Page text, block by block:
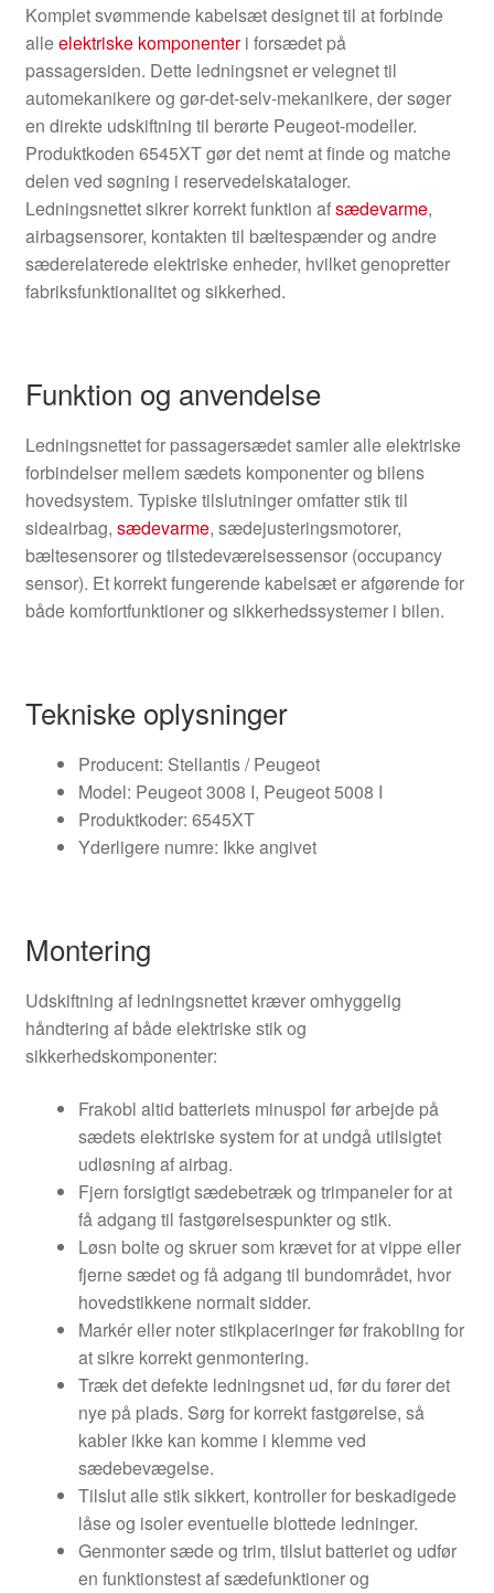
Komplet svømmende kabelsæt designet til at forbinde
alleelektriske komponenteri forsædet på
passagersiden. Dette ledningsnet er velegnet til
automekanikere og gør-det-selv-mekanikere, der søger
en direkte udskiftning til berørte Peugeot-modeller.
Produktkoden 6545XT gør det nemt at finde og matche
delen ved søgning i reservedelskataloger.
Ledningsnettet sikrer korrekt funktion afsædevarme,
airbagsensorer, kontakten til bæltespænder og andre
sæderelaterede elektriske enheder, hvilket genopretter
fabriksfunktionalitet og sikkerhed.
Funktion og anvendelse
Ledningsnettet for passagersædet samler alle elektriske
forbindelser mellem sædets komponenter og bilens
hovedsystem. Typiske tilslutninger omfatter stik til
sideairbag, sædevarme, sædejusteringsmotorer,
bæltesensorer og tilstedeværelsessensor (occupancy
sensor). Et korrekt fungerende kabelsæt er afgørende for
både komfortfunktioner og sikkerhedssystemer i bilen.
Tekniske oplysninger
Producent: Stellantis / Peugeot
Model: Peugeot 3008 I, Peugeot 5008 I
Produktkoder: 6545XT
Yderligere numre: Ikke angivet
Montering
Udskiftning af ledningsnettet kræver omhyggelig
håndtering af både elektriske stik og
sikkerhedskomponenter:
Frakobl altid batteriets minuspol før arbejde på
sædets elektriske system for at undgå utilsigtet
udløsning af airbag.
Fjern forsigtigt sædebetræk og trimpaneler for at
få adgang til fastgørelsespunkter og stik.
Løsn bolte og skruer som krævet for at vippe eller
fjerne sædet og få adgang til bundområdet, hvor
hovedstikkene normalt sidder.
Markér eller noter stikplaceringer før frakobling for
at sikre korrekt genmontering.
Træk det defekte ledningsnet ud, før du fører det
nye på plads. Sørg for korrekt fastgørelse, så
kabler ikke kan komme i klemme ved
sædebevægelse.
Tilslut alle stik sikkert, kontroller for beskadigede
låse og isoler eventuelle blottede ledninger.
Genmonter sæde og trim, tilslut batteriet og udfør
en funktionstest af sædefunktioner og